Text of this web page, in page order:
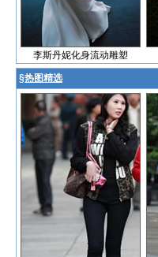
李斯丹妮化身流动雕塑
§热图精选